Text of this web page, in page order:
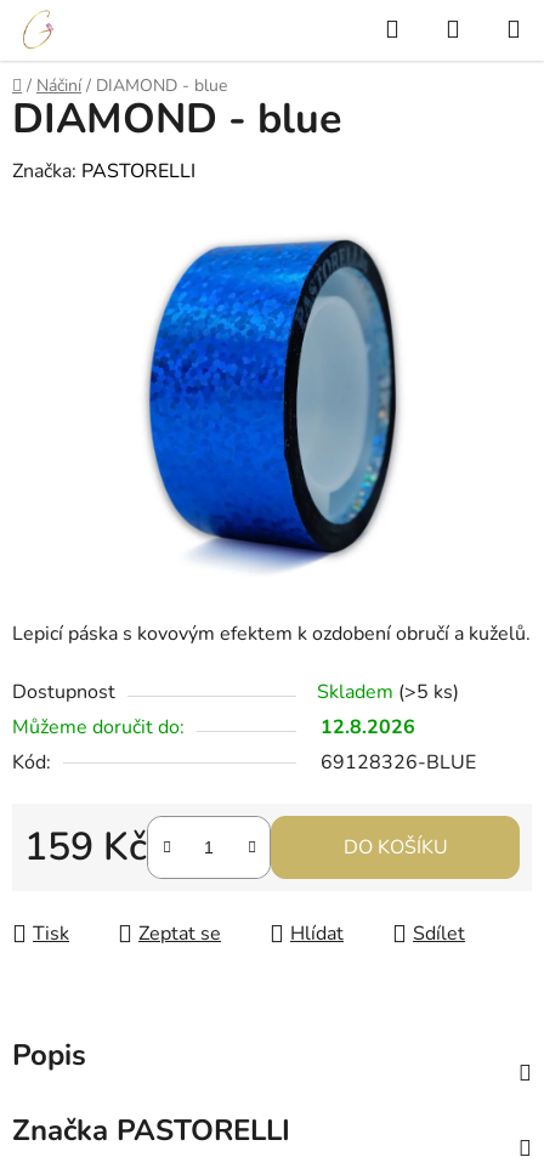
Přejít
obsah
Hledat
KOŠÍK
Domů
/ Náčiní / DIAMOND - blue
Lepicí páska s kovovým efektem k ozdobení obručí a kuželů.
Dostupnost Skladem (>5 ks)
Můžeme doručit do:
12.8.2026
Kód:
69128326-BLUE
159 Kč DO KOŠÍKU
Tisk Zeptat se Hlídat Sdílet
DIAMOND - blue
Značka: PASTORELLI
Popis
Značka PASTORELLI